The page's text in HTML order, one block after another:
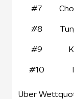
#7
#8
#9
#10
Über